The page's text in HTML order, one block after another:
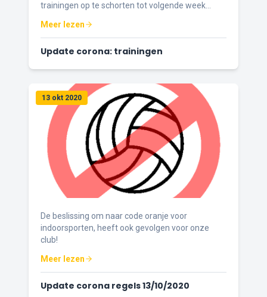
trainingen op te schorten tot volgende week
Meer lezen
Update corona: trainingen
13 okt 2020
De beslissing om naar code oranje voor
indoorsporten, heeft ook gevolgen voor onze
club!
Meer lezen
Update corona regels 13/10/2020